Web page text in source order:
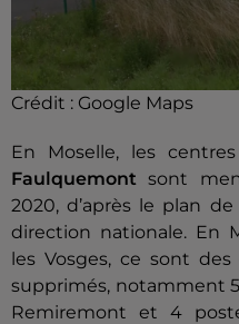
Crédit : Google Maps
En Moselle, les
Faulquemont sont
2020, d’après le plan
direction nationale. En
les Vosges, ce sont
supprimés, notamment
Remiremont et 4